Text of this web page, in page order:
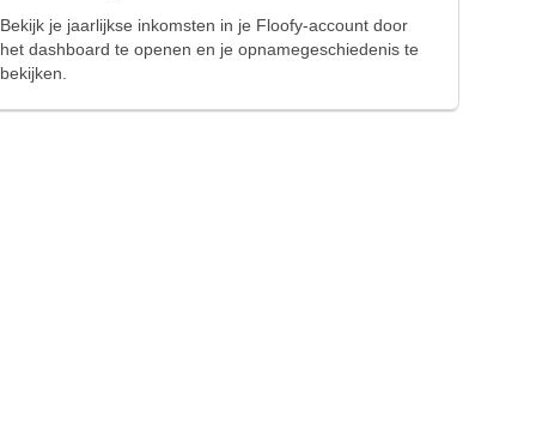
Bekijk je jaarlijkse inkomsten in je Floofy-account door
het dashboard te openen en je opnamegeschiedenis te
bekijken.